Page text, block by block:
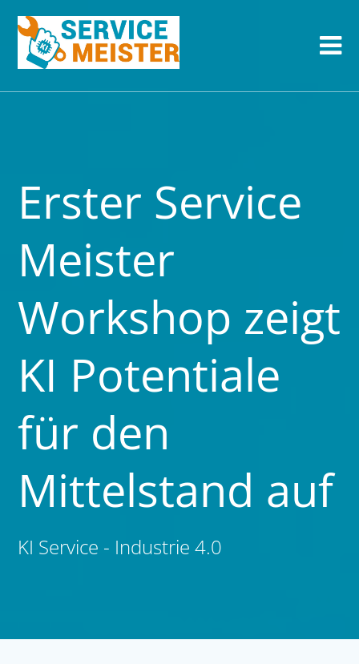
Erster Service
Meister
Workshop zeigt
KI Potentiale
für den
Mittelstand auf
KI Service - Industrie 4.0